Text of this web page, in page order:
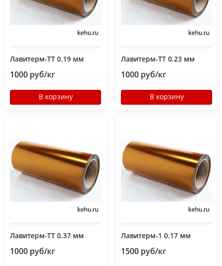
Лавитерм-ТТ 0.19 мм
1000 руб/кг
В корзину
Лавитерм-ТТ 0.23 мм
1000 руб/кг
В корзину
Лавитерм-ТТ 0.37 мм
1000 руб/кг
Лавитерм-1 0.17 мм
1500 руб/кг